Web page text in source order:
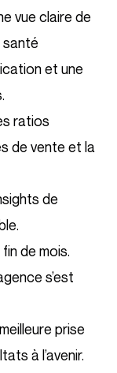
vue claire de
santé
et une
ratios
de vente et la
de
de mois.
s’est
prise
à l’avenir.